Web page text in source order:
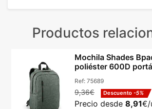
Productos
Mochila Shades
poliéster 600D
Ref: 75689
9,36€ Descuento -5%
Precio desde 8,91€/